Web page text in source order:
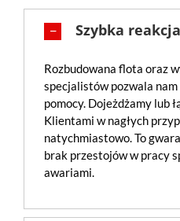
Szybka reakcja
Rozbudowana flota oraz
specjalistów pozwala
pomocy. Dojeżdżamy lub
Klientami w nagłych
natychmiastowo. To
brak przestojów w pracy
awariami.